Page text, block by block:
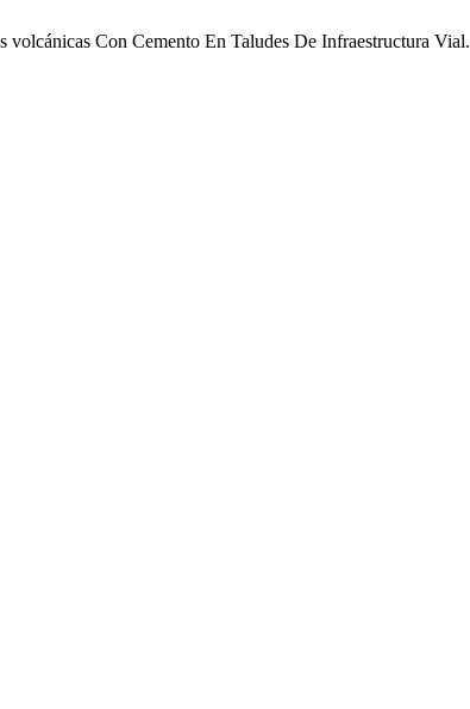
Con Cemento En Taludes De Infraestructura Vial.